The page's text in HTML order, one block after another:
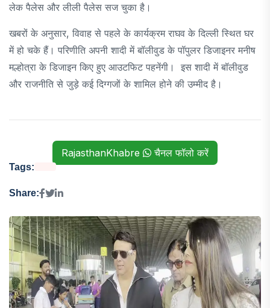
लेक पैलेस और लीली पैलेस सज चुका है।
खबरों के अनुसार, विवाह से पहले के कार्यक्रम राघव के दिल्ली स्थित घर
में हो चके हैं। परिणीति अपनी शादी में बॉलीवुड के पॉपुलर डिजाइनर मनीष
मल्होत्रा के डिजाइन किए हुए आउटफिट पहनेंगी। इस शादी में बॉलीवुड
और राजनीति से जुड़े कई दिग्गजों के शामिल होने की उम्मीद है।
RajasthanKhabre चैनल फॉलो करें
Tags:
Share: